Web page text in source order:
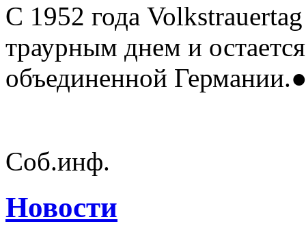
С 1952 года
траурным днем и
объединенной
Соб.инф.
Новости